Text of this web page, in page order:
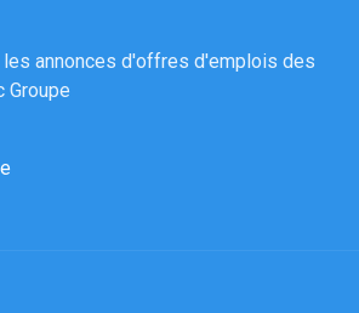
annonces d'offres d'emplois des
Groupe